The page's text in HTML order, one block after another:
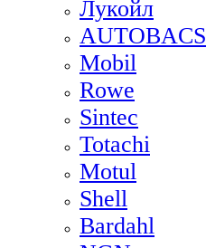
Лукойл
AUTOBACS
Mobil
Rowe
Sintec
Totachi
Motul
Shell
Bardahl